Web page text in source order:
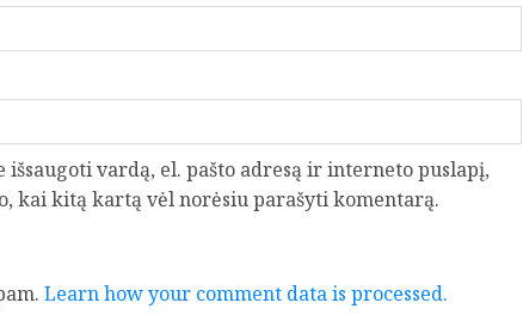
vardą, el. pašto adresą ir interneto puslapį,
kai kitą kartą vėl norėsiu parašyti komentarą.
Learn how your comment data is processed.